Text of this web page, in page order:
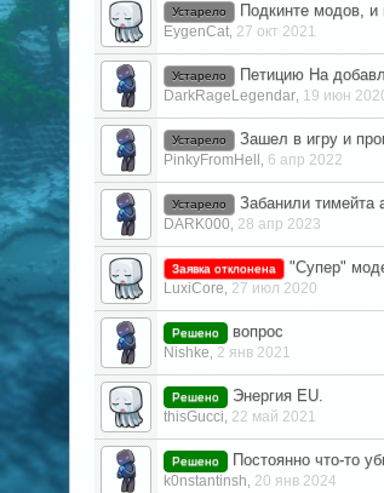
Устарело Подкинте модов, и
EygenCat 27 окт 2021
Устарело Петицию На
DarkRageLegendar 19 июн
Устарело Зашел в игру и
PinkyFromHell 6 апр 2022
Устарело Забанили тимейта
DARK000 28 апр 2023
Заявка отклонена "Супер"
LuxiCore 27 июл 2020
Решено вопрос
Nishke 2 янв 2021
Решено Энергия EU.
thisGucci 22 май 2021
Решено Постоянно что-то
k0nstantinsh 20 янв 2024